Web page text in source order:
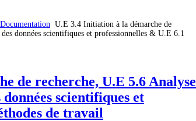
U.E 3.4 Initiation à la démarche de
données scientifiques et professionnelles & U.E 6.1
de recherche, U.E 5.6 Analyse
scientifiques et
de travail